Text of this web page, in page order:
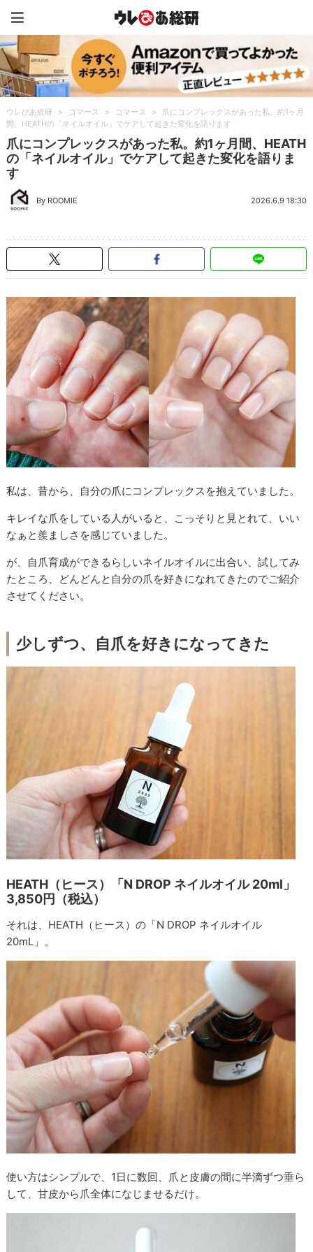
ウレぴあ総研 > コマース > コマース >
爪にコンプレックスがあった私。約1ヶ月
間、HEATHの「ネイルオイル」でケアして起きた変化を語ります
爪にコンプレックスがあった私。約1ヶ月間、HEATH
の「ネイルオイル」でケアして起きた変化を語りま
す
By ROOMIE 2026.6.9 18:30
私は、昔から、自分の爪にコンプレックスを抱えていました。
キレイな爪をしている人がいると、こっそりと見とれて、いい
なぁと羨ましさを感じていました。
が、自爪育成ができるらしいネイルオイルに出合い、試してみ
たところ、どんどんと自分の爪を好きになれてきたのでご紹介
させてください。
少しずつ、自爪を好きになってきた
HEATH（ヒース）「N DROP ネイルオイル 20ml」
3,850円（税込）
それは、HEATH（ヒース）の「N DROP ネイルオイル
20mL」。
使い方はシンプルで、1日に数回、爪と皮膚の間に半滴ずつ垂ら
して、甘皮から爪全体になじませるだけ。